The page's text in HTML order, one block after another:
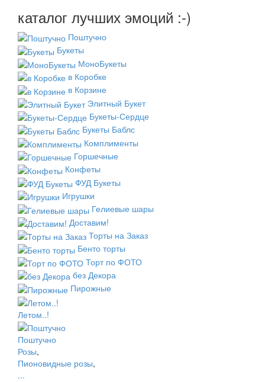
каталог лучших эмоций :-)
Поштучно
Букеты
МоноБукеты
в Коробке
в Корзине
Элитный Букет
Букеты-Сердце
Букеты Баблс
Комплименты
Горшечные
Конфеты
ФУД Букеты
Игрушки
Гелиевые шары
Доставим!
Торты на Заказ
Бенто торты
Торт по ФОТО
без Декора
Пирожные
Летом..!
Поштучно
Розы,
Пионовидные розы,
...